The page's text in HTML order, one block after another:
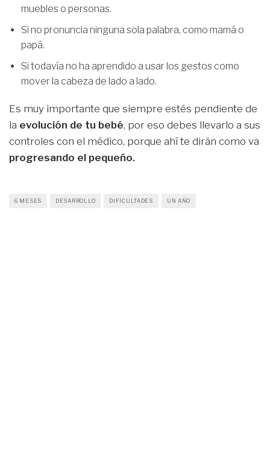
muebles o personas.
Si no pronuncia ninguna sola palabra, como mamá o
papá.
Si todavía no ha aprendido a usar los gestos como
mover la cabeza de lado a lado.
Es muy importante que siempre estés pendiente de
la evolución de tu bebé, por eso debes llevarlo a sus
controles con el médico, porque ahí te dirán como va
progresando el pequeño.
6 MESES DESARROLLO DIFICULTADES UN AÑO